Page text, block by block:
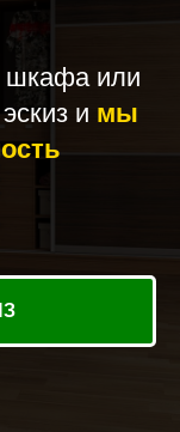
шкафа или
и мы